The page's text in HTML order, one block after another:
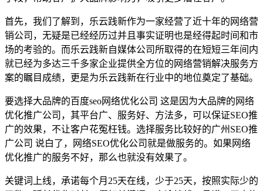
首先，我们了解到，乐云践新作为一家经营了近十年的网络营
销公司，无疑是已经经历过并且事实证明也是经得起时间和市
场的考验的。而乐云践新自媒体公司所取得的在短短三年间内
就已经为多达三千多家企业提供全方位的网络营销解决服务方
案的瞩目成绩，更是为乐云践新在行业中的地位奠定了基础。
要选择大品牌的百度seo网络优化公司 这是因为大品牌的网络
优化推广公司，其平台广、服务好、方法多，可以保证SEO推
广的效果，不让客户花冤枉钱。选择服务比较好的广州SEO推
广公司 说白了，网络SEO优化公司就是做服务的。如果网络
优化推广的服务不好，那么也就没有效果了。
关键词上线，承诺每个月25天在线，少于25天，按照实际少的